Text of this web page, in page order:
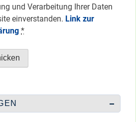
und Verarbeitung Ihrer Daten
einverstanden. Link zur
*